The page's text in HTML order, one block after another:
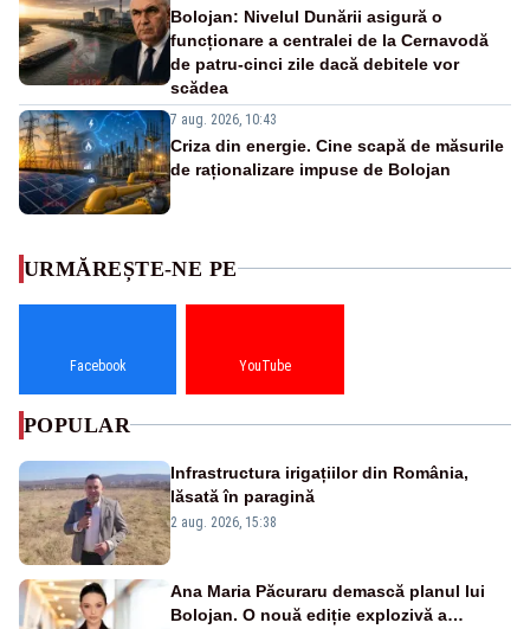
Bolojan: Nivelul Dunării asigură o
funcționare a centralei de la Cernavodă
de patru-cinci zile dacă debitele vor
scădea
7 aug. 2026, 10:43
Criza din energie. Cine scapă de măsurile
de raționalizare impuse de Bolojan
URMĂREȘTE-NE PE
Facebook YouTube
POPULAR
Infrastructura irigațiilor din România,
lăsată în paragină
2 aug. 2026, 15:38
Ana Maria Păcuraru demască planul lui
Bolojan. O nouă ediție explozivă a